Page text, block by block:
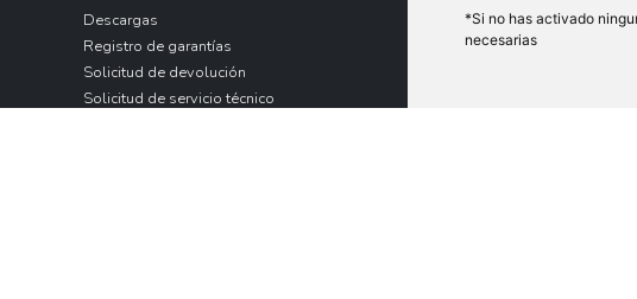
*Si no has activado
necesarias
Descargas
Registro de garantías
Solicitud de devolución
Solicitud de servicio técnico
Aviso Legal
Política de Privacidad